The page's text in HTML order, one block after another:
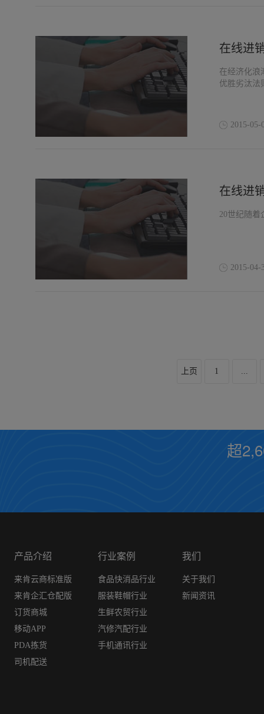
在线进
在经济化浪
优胜劣汰法
2015-05-
在线进
20世纪随
2015-04-
上页 1 ...
超
产品介绍
来肯云商标准版
来肯企汇仓配版
订货商城
移动APP
PDA拣货
司机配送
行业案例
食品快消品行业
服装鞋帽行业
生鲜农贸行业
汽修汽配行业
手机通讯行业
我们
关于我们
新闻资讯